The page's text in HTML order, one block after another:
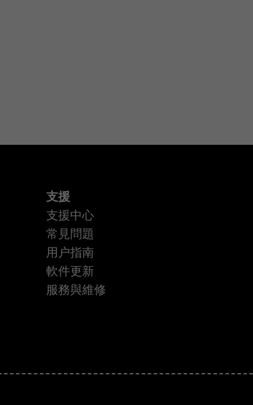
支援
支援中心
常見問題
用户指南
軟件更新
服務與維修